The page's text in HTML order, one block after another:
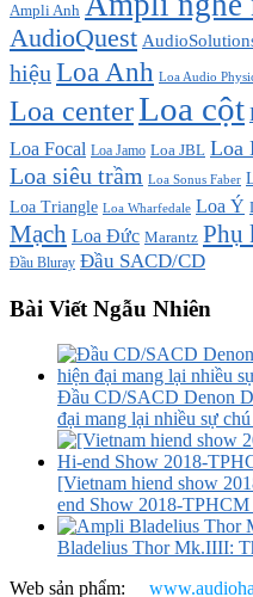
Ampli Anh
AudioQuest
hiệu Loa Anh Loa Audio
Loa centerLoa cột
Loa Focal Loa Jamo Loa JBL Loa
Loa siêu trầm Loa Sonus Faber
Loa Triangle Loa Wharfedale Loa Ý
Mạch Loa Đức Marantz Phụ
Đầu Bluray Đầu SACD/CD
Bài Viết Ngẫu Nhiên
Đầu CD/SACD Denon
đại mang lại nhiều sự
[Vietnam hiend show
end Show 2018-TPHCM
Bladelius Thor Mk.IIII:
Web sản phẩm: